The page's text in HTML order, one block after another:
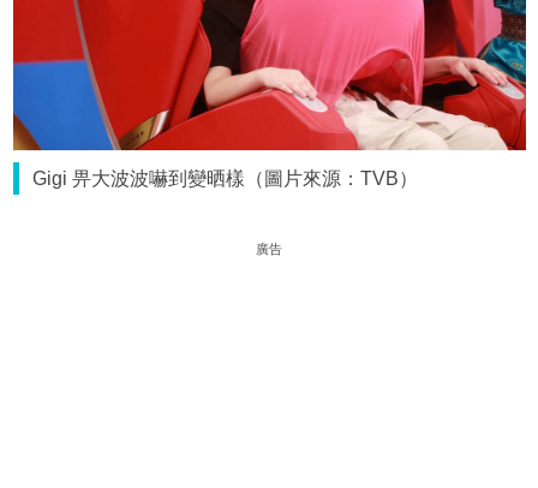
Gigi 畀大波波嚇到變晒樣（圖片來源：TVB）
廣告